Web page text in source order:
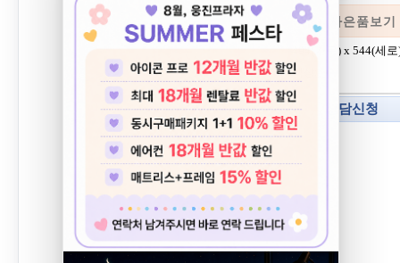
사은품보기
494(가로) x 544(세
색상:
상담신청